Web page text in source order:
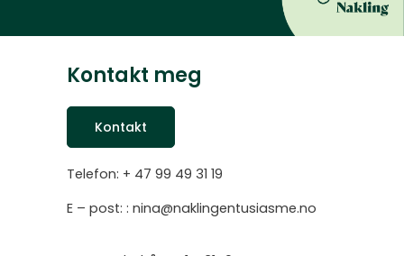
Kontakt meg
Kontakt
Telefon: + 47 99 49 31 19
E – post: : nina@naklingentusiasme.no